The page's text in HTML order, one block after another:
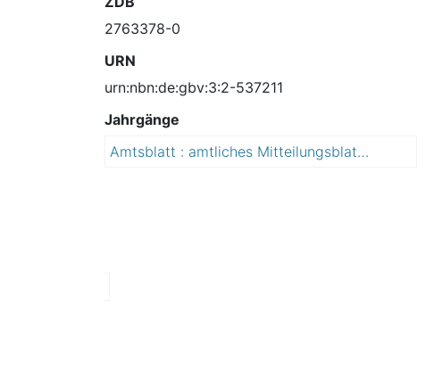
2763378-0
URN
urn:nbn:de:gbv:3:2-537211
Jahrgänge
Amtsblatt : amtliches Mitteilungsblatt der Lutherstadt Eisleben mit den Ortschaften Bischofrode, Burgsdorf, Hedersleben, Osterhausen, Polleben, Rothenschirmbach, Schmalzerode, Unterrißdorf, Volkstedt und Wolferode